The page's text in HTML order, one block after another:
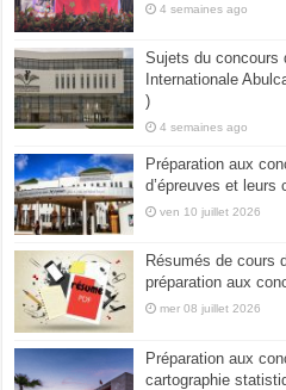
4 semaines ago
Sujets du concours
Internationale
)
4 semaines ago
Préparation aux
d’épreuves et leurs
ven 10 juillet 2026
Résumés de cours
préparation aux
mer 08 juillet 2026
Préparation aux
cartographie